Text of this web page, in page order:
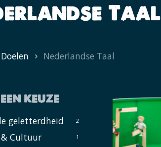
Taal
Doelen Nederlandse Taal
keuze
geletterdheid 2
Cultuur 1